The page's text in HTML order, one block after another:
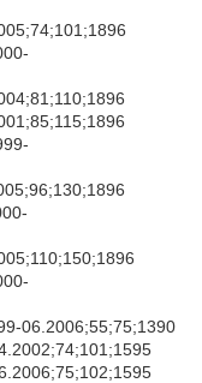
06.2006;55;75;1390